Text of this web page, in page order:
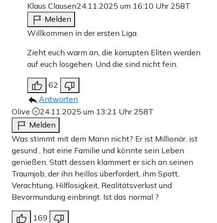
Klaus Clausen24.11.2025 um 16:10 Uhr 258T
Melden
Willkommen in der ersten Liga.
Zieht euch warm an, die korrupten Eliten werden
auf euch losgehen. Und die sind nicht fein.
62
Antworten
Olive
24.11.2025 um 13:21 Uhr 258T
Melden
Was stimmt mit dem Mann nicht? Er ist Millionär, ist
gesund , hat eine Familie und könnte sein Leben
genießen. Statt dessen klammert er sich an seinen
Traumjob, der ihn heillos überfordert, ihm Spott,
Verachtung, Hilflosigkeit, Realitätsverlust und
Bevormundung einbringt. Ist das normal ?
169